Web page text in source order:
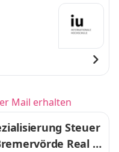
Mail erhalten
Steuer
Real Tr